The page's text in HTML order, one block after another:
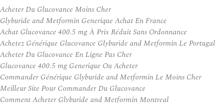
Acheter Du Glucovance Moins Cher
Glyburide and Metformin Generique Achat En France
Achat Glucovance 400.5 mg À Prix Réduit Sans Ordonnance
Achetez Générique Glucovance Glyburide and Metformin Le Portugal
Acheter Du Glucovance En Ligne Pas Cher
Glucovance 400.5 mg Generique Ou Acheter
Commander Générique Glyburide and Metformin Le Moins Cher
Meilleur Site Pour Commander Du Glucovance
Comment Acheter Glyburide and Metformin Montreal